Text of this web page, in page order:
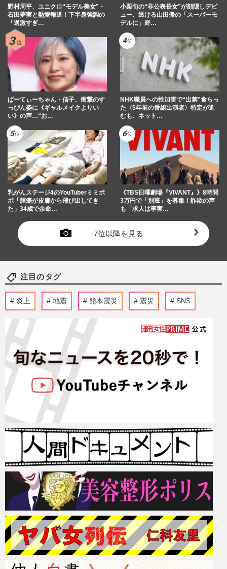
野村周平、ユニクロ“モデル美女”・
石田夢実と熱愛報道！下半身強調の
「過激すぎ…
小栗旬の“非公表長女”が顔隠しデビ
ュー、透ける山田優の「スーパーモ
デルに」野…
ぱーてぃーちゃん・信子、衝撃のす
っぴん姿に《ギャルメイクよりい
い》の声…“お…
NHK職員への性加害で“出禁”食らっ
た〈5年前の番組出演者〉特定が進
むも、ネット…
乳がんステージ4のYouTuberミミポ
ポ「腫瘍が皮膚から飛び出してき
た」34歳で余命…
《TBS日曜劇場『VIVANT』》8時間
3万円で「別班」を募集！詐欺の声
も「求人は事実…
7位以降を見る
注目のタグ
炎上 地震 熊本震災 震災 SNS